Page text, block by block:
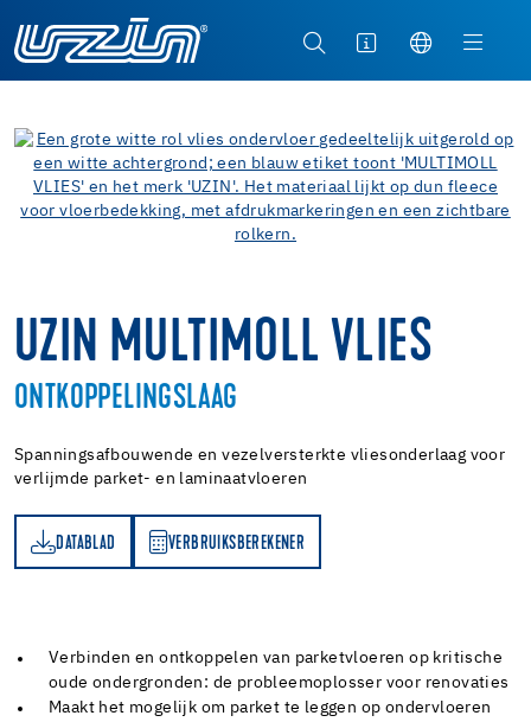
UZIN MULTIMOLL VLIES
ONTKOPPELINGSLAAG
Spanningsafbouwende en vezelversterkte vliesonderlaag voor
verlijmde parket- en laminaatvloeren
DATABLAD VERBRUIKSBEREKENER
Verbinden en ontkoppelen van parketvloeren op kritische
oude ondergronden: de probleemoplosser voor renovaties
Maakt het mogelijk om parket te leggen op ondervloeren